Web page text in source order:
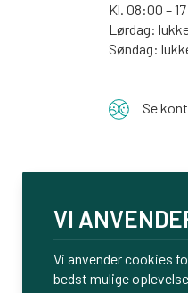
Kl. 08:00 –
Lørdag:
Søndag:
Se
VI
Vi anvender cookies
bedst mulige